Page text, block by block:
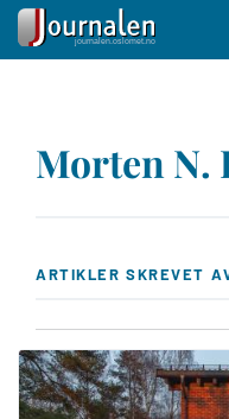
hovedinnhold
Morten N.
ARTIKLER SKREVET